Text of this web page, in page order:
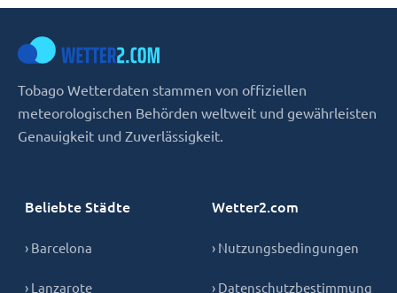
Tobago Wetterdaten stammen von offiziellen
meteorologischen Behörden weltweit und gewährleisten
Genauigkeit und Zuverlässigkeit.
Beliebte Städte
› Barcelona
› Lanzarote
Wetter2.com
› Nutzungsbedingungen
› Datenschutzbestimmung